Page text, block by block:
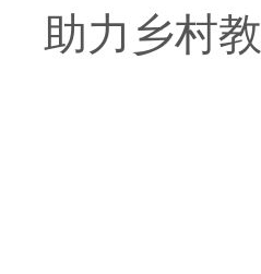
助力乡村